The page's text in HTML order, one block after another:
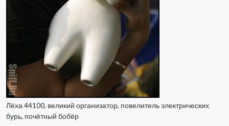
Лёха 44100, великий организатор, повелитель электрических
бурь, почётный бобёр